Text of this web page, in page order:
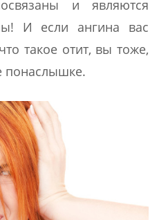
и являются
И если ангина вас
такое отит, вы тоже,
понаслышке.